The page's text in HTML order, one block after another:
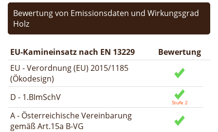
Bewertung von Emissionsdaten und Wirkungsgrad
Holz
EU-Kamineinsatz nach EN 13229
Bewertung
EU - Verordnung (EU) 2015/1185
(Ökodesign)
D - 1.BImSchV
A - Österreichische Vereinbarung
gemäß Art.15a B-VG